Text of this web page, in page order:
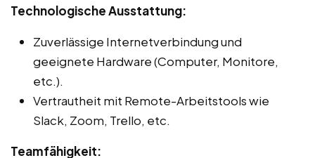
Technologische Ausstattung:
Zuverlässige Internetverbindung und
geeignete Hardware (Computer, Monitore,
etc.).
Vertrautheit mit Remote-Arbeitstools wie
Slack, Zoom, Trello, etc.
Teamfähigkeit: